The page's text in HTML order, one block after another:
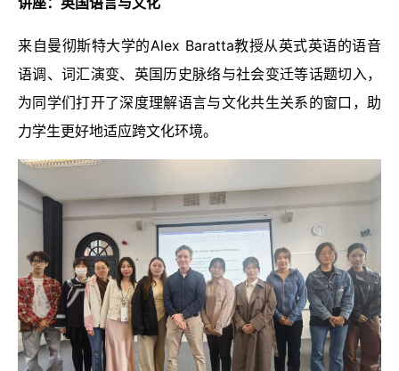
来自曼彻斯特大学的Alex Baratta教授从英式英语的语音
语调、词汇演变、英国历史脉络与社会变迁等话题切入，
为同学们打开了深度理解语言与文化共生关系的窗口，助
力学生更好地适应跨文化环境。